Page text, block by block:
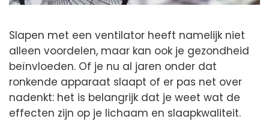
Slapen met een ventilator heeft namelijk niet
alleen voordelen, maar kan ook je gezondheid
beïnvloeden. Of je nu al jaren onder dat
ronkende apparaat slaapt of er pas net over
nadenkt: het is belangrijk dat je weet wat de
effecten zijn op je lichaam en slaapkwaliteit.